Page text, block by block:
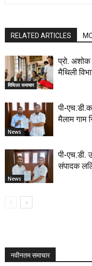
RELATED ARTICLES
मिथिला समाचार
प्रो. अशोक
मैथिली
News
पी-
मैलाम गाम
News
पी-एच.डी.
संपादक
नवीनतम समाचार